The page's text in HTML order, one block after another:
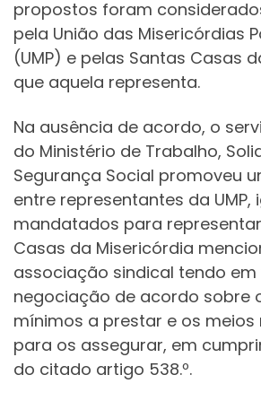
propostos foram
pela União das Misericórdias
(UMP) e pelas Santas Casas
que aquela representa.
Na ausência de acordo, o
do Ministério de Trabalho,
Segurança Social promoveu
entre representantes da UMP,
mandatados para
Casas da Misericórdia
associação sindical tendo em
negociação de acordo sobre
mínimos a prestar e os meios
para os assegurar, em
do citado artigo 538.º.